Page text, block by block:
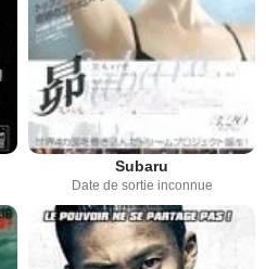
Subaru
Date de sortie inconnue